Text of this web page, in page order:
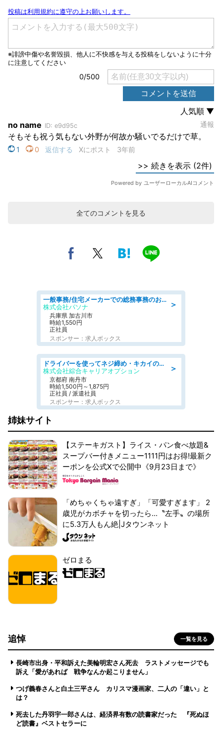
全てのコメントを見る
＞
一般事務/住宅メーカーでの総務事務のお仕事/駅近/即日勤務可/一般事務/人事労務
株式会社パソナ
兵庫県 加古川市
時給1,550円
正社員
スポンサー：求人ボックス
＞
ドライバーを使ってネジ締め・キカイのボタン操作/履歴書不要
株式会社綜合キャリアオプション
京都府 南丹市
時給1,500円～1,875円
正社員 / 派遣社員
スポンサー：求人ボックス
姉妹サイト
【ステーキガスト】ライス・パン食べ放題&
スープバー付きメニュー1111円はお得!最新ク
ーポンを公式Xで公開中《9月23日まで》
「めちゃくちゃ遠すぎ」「可愛すぎます」 2
歳児がカボチャを切ったら...〝左手〟の場所
に5.3万人もん絶|Jタウンネット
ゼロまる
追悼 一覧を見る
長崎市出身・平和訴えた美輪明宏さん死去 ラストメッセージでも
訴え「愛があれば 戦争なんか起こりません」
つげ義春さんと白土三平さん カリスマ漫画家、二人の「違い」と
は？
死去した丹羽宇一郎さんは、経済界有数の読書家だった 『死ぬほ
ど読書』ベストセラーに